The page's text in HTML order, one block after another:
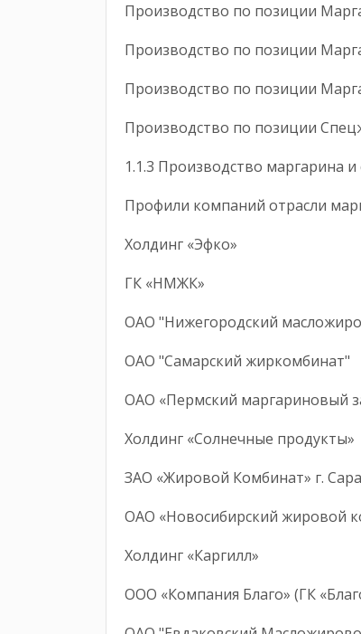
Производство по позиции
Производство по позиции
Производство по позиции
Производство по позиции
1.1.3 Производство
Профили компаний отрасли
Холдинг «Эфко»
ГК «НМЖК»
ОАО "Нижегородский
ОАО "Самарский
ОАО «Пермский маргариновый
Холдинг «Солнечные
ЗАО «Жировой Комбинат» г.
ОАО «Новосибирский жировой
Холдинг «Каргилл»
ООО «Компания Благо» (ГК